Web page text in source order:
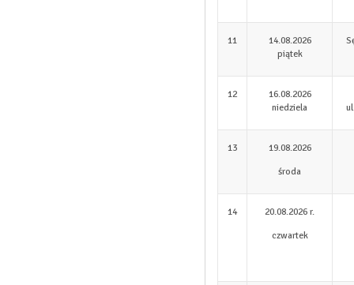
11
14.08.2026
piątek
12
16.08.2026
niedziela
13
19.08.2026
środa
14
20.08.2026 r.
czwartek